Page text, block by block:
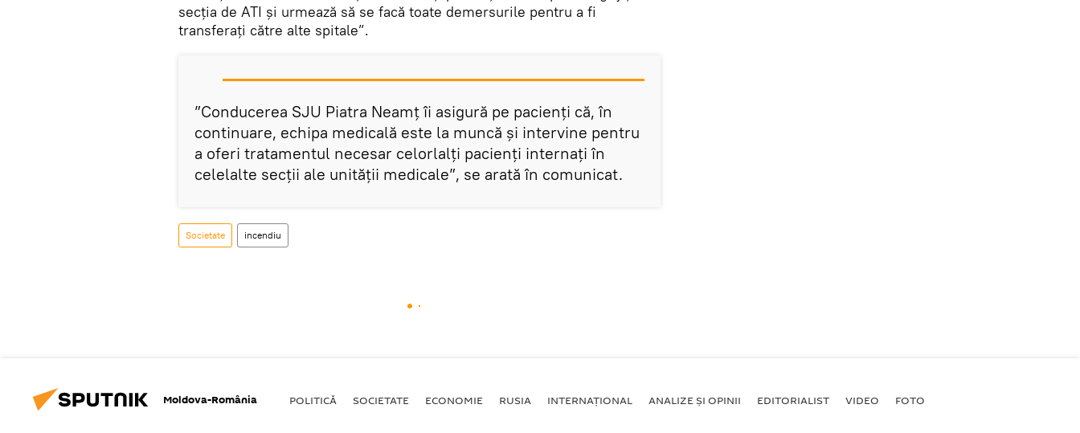
secția de ATI și urmează să se facă toate demersurile pentru a fi
transferați către alte spitale”.
”Conducerea SJU Piatra Neamț îi asigură pe pacienți că, în
continuare, echipa medicală este la muncă și intervine pentru
a oferi tratamentul necesar celorlalți pacienți internați în
celelalte secții ale unității medicale”, se arată în comunicat.
Societate incendiu
Moldova-România POLITICĂ SOCIETATE ECONOMIE RUSIA INTERNAŢIONAL ANALIZE ȘI OPINII EDITORIALIST VIDEO FOTO